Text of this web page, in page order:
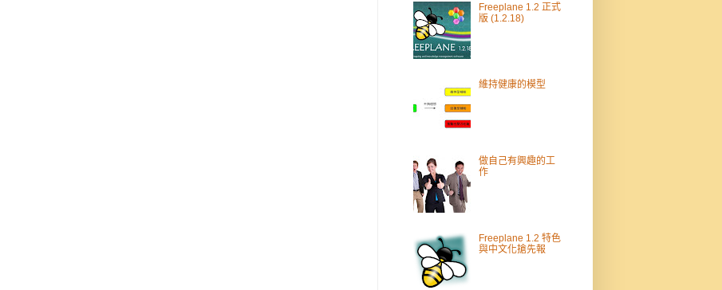
Freeplane 1.2 正式
版 (1.2.18)
維持健康的模型
做自己有興趣的工
作
Freeplane 1.2 特色
與中文化搶先報